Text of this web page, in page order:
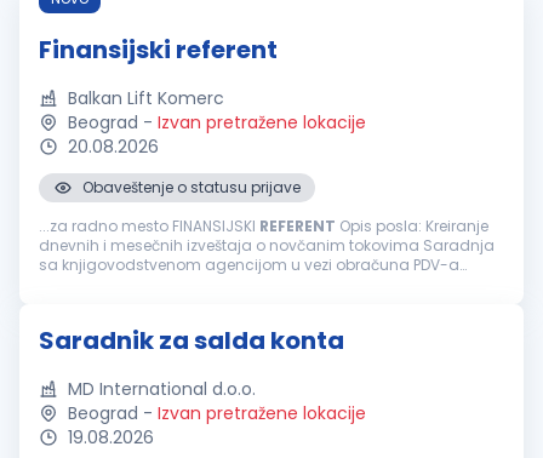
Finansijski referent
Balkan Lift Komerc
Beograd - Izvan pretražene lokacije
20.08.2026
Obaveštenje o statusu prijave
...za radno mesto FINANSIJSKI REFERENT Opis posla: Kreiranje
dnevnih i mesečnih izveštaja o novčanim tokovima Saradnja
sa knjigovodstvenom agencijom u vezi obračuna PDV-a
Saradnik za salda konta
MD International d.o.o.
Beograd - Izvan pretražene lokacije
19.08.2026